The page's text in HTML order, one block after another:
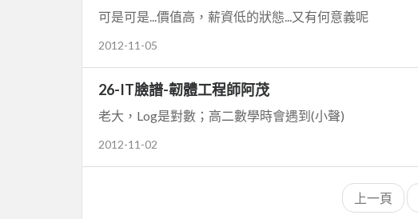
可是可是...價值高，薪資低的狀態...又有何意義呢
2012-11-05
26-IT臉譜-韌體工程師阿茂
老大，Log是對數；高二數學時會遇到(小聲)
2012-11-02
上一頁